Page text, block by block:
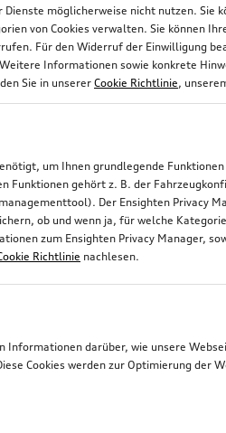
möglicherweise nicht nutzen. Sie
von Cookies verwalten. Sie können
Für den Widerruf der Einwilligung
Informationen sowie konkrete
Sie in unserer Cookie Richtlinie,
um Ihnen grundlegende
Funktionen gehört z. B. der
Der Ensighten Privacy
ob und wenn ja, für welche
zum Ensighten Privacy Manager,
Richtlinie nachlesen.
Informationen darüber, wie unsere
Cookies werden zur Optimierung der